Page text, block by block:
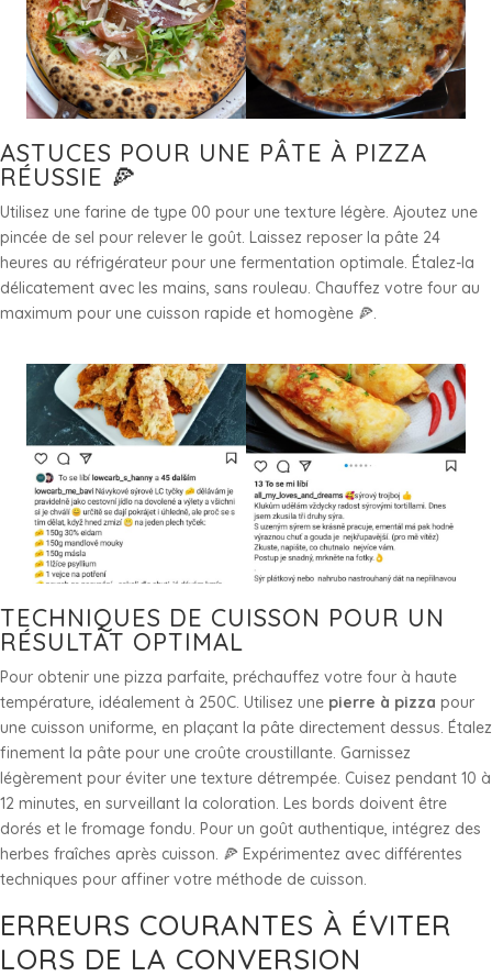
ASTUCES POUR UNE PÂTE À PIZZA
RÉUSSIE 🍕
Utilisez une farine de type 00 pour une texture légère. Ajoutez une
pincée de sel pour relever le goût. Laissez reposer la pâte 24
heures au réfrigérateur pour une fermentation optimale. Étalez-la
délicatement avec les mains, sans rouleau. Chauffez votre four au
maximum pour une cuisson rapide et homogène 🍕.
TECHNIQUES DE CUISSON POUR UN
RÉSULTAT OPTIMAL
Pour obtenir une pizza parfaite, préchauffez votre four à haute
température, idéalement à 250C. Utilisez une pierre à pizza pour
une cuisson uniforme, en plaçant la pâte directement dessus. Étalez
finement la pâte pour une croûte croustillante. Garnissez
légèrement pour éviter une texture détrempée. Cuisez pendant 10 à
12 minutes, en surveillant la coloration. Les bords doivent être
dorés et le fromage fondu. Pour un goût authentique, intégrez des
herbes fraîches après cuisson. 🍕 Expérimentez avec différentes
techniques pour affiner votre méthode de cuisson.
ERREURS COURANTES À ÉVITER
LORS DE LA CONVERSION